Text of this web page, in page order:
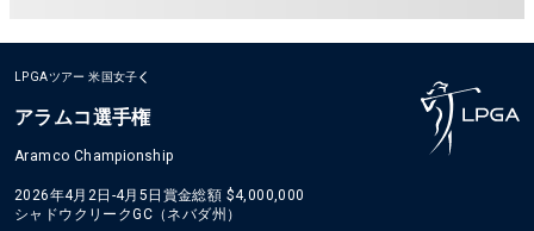
LPGAツアー 米国女子
アラムコ選手権
Aramco Championship
2026年4月2日-4月5日 賞金総額 $4,000,000
シャドウクリークGC（ネバダ州）